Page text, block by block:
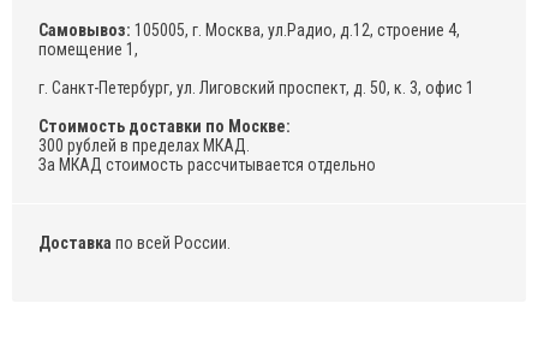
Самовывоз: 105005, г. Москва, ул.Радио, д.12, строение 4,
помещение 1,
г. Санкт-Петербург, ул. Лиговский проспект, д. 50, к. 3, офис 1
Стоимость доставки по Москве:
300 рублей в пределах МКАД.
За МКАД стоимость рассчитывается отдельно
Доставка по всей России.